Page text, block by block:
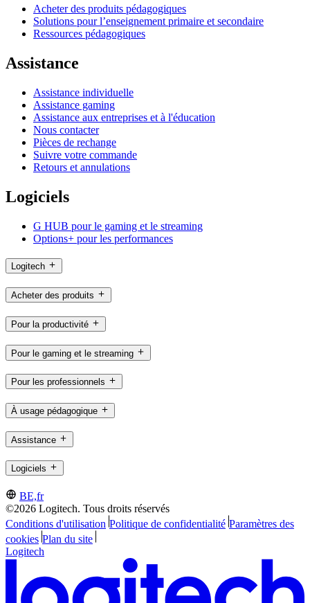
Acheter des produits pédagogiques
Solutions pour l’enseignement primaire et secondaire
Ressources pédagogiques
Assistance
Assistance individuelle
Assistance gaming
Assistance aux entreprises et à l'éducation
Nous contacter
Pièces de rechange
Suivre votre commande
Retours et annulations
Logiciels
G HUB pour le gaming et le streaming
Options+ pour les performances
Logitech
Acheter des produits
Pour la productivité
Pour le gaming et le streaming
Pour les professionnels
À usage pédagogique
Assistance
Logiciels
BE,fr
©2026 Logitech. Tous droits réservés
Conditions d'utilisation Politique de confidentialité Paramètres des
cookies Plan du site
Logitech